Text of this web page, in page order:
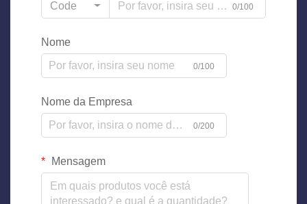
Code
0/100
Nome
0/100
Nome da Empresa
0/200
Mensagem